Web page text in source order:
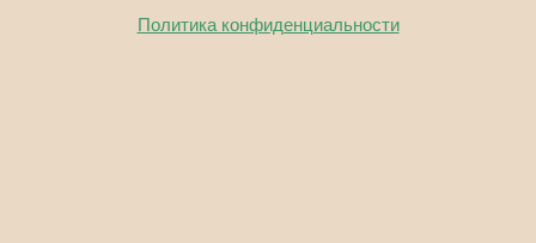
Политика конфиденциальности